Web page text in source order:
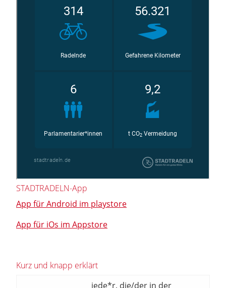
STADTRADELN-App
App für Android im playstore
App für iOs im Appstore
Kurz und knapp erklärt
jede*r, die/der in der